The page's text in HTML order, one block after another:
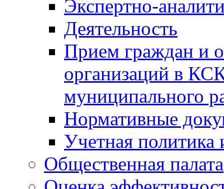
Экспертно-
Деятельность
Прием граждан и
организаций в
муниципального
Нормативные
Учетная политика
Общественная палата